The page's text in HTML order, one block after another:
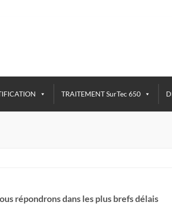
TRAITEMENT SurTec 650
répondrons dans les plus brefs délais